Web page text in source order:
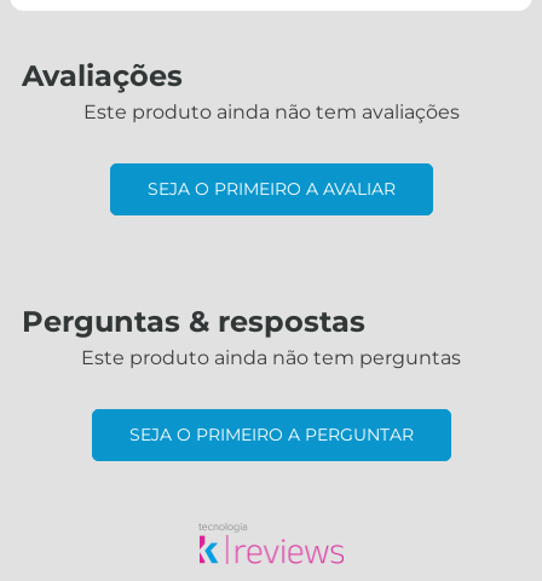
Avaliações
Este produto ainda não tem avaliações
SEJA O PRIMEIRO A AVALIAR
Perguntas & respostas
Este produto ainda não tem perguntas
SEJA O PRIMEIRO A PERGUNTAR